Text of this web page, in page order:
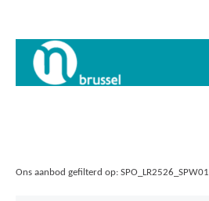
Ons aanbod gefilterd op: SPO_LR2526_SPW01